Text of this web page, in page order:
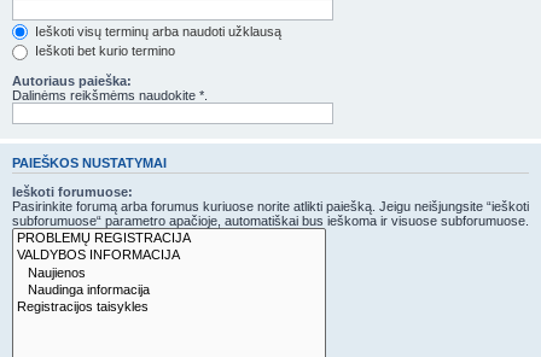
Ieškoti visų terminų arba naudoti užklausą
Ieškoti bet kurio termino
Autoriaus paieška:
Dalinėms reikšmėms naudokite *.
PAIEŠKOS NUSTATYMAI
Ieškoti forumuose:
Pasirinkite forumą arba forumus kuriuose norite atlikti paiešką. Jeigu neišjungsite “ieškoti
subforumuose“ parametro apačioje, automatiškai bus ieškoma ir visuose subforumuose.